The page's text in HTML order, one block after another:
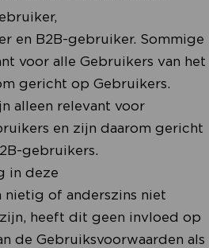
en B2B-gebruiker. Sommige
voor alle Gebruikers van het
gericht op Gebruikers.
alleen relevant voor
en zijn daarom gericht
gebruikers.
in deze
nietig of anderszins niet
heeft dit geen invloed op
de Gebruiksvoorwaarden als